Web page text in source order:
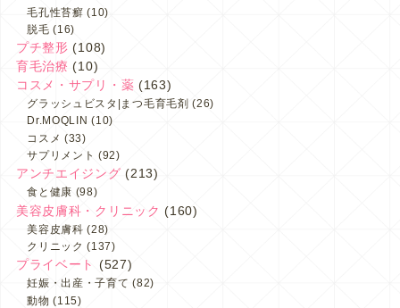
毛孔性苔癬 (10)
脱毛 (16)
プチ整形 (108)
育毛治療 (10)
コスメ・サプリ・薬 (163)
グラッシュビスタ|まつ毛育毛剤 (26)
Dr.MOQLIN (10)
コスメ (33)
サプリメント (92)
アンチエイジング (213)
食と健康 (98)
美容皮膚科・クリニック (160)
美容皮膚科 (28)
クリニック (137)
プライベート (527)
妊娠・出産・子育て (82)
動物 (115)